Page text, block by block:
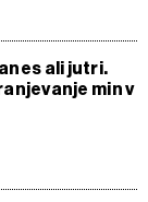
ali jutri.
min v